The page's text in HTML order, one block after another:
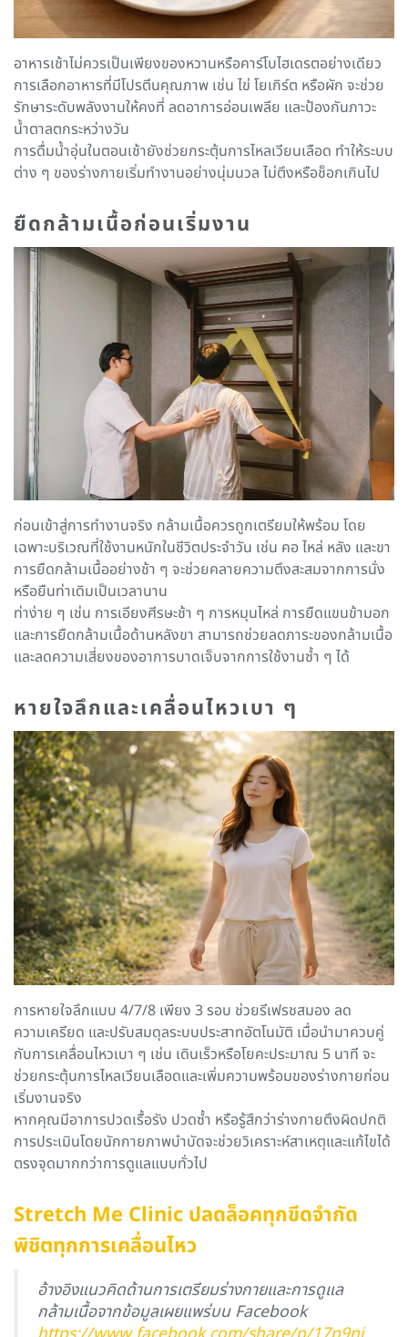
อาหารเช้าไม่ควรเป็นเพียงของหวานหรือคาร์โบไฮเดรตอย่างเดียว
การเลือกอาหารที่มีโปรตีนคุณภาพ เช่น ไข่ โยเกิร์ต หรือผัก จะช่วย
รักษาระดับพลังงานให้คงที่ ลดอาการอ่อนเพลีย และป้องกันภาวะ
น้ำตาลตกระหว่างวัน
การดื่มน้ำอุ่นในตอนเช้ายังช่วยกระตุ้นการไหลเวียนเลือด ทำให้ระบบ
ต่าง ๆ ของร่างกายเริ่มทำงานอย่างนุ่มนวล ไม่ตึงหรือช็อกเกินไป
ยืดกล้ามเนื้อก่อนเริ่มงาน
ก่อนเข้าสู่การทำงานจริง กล้ามเนื้อควรถูกเตรียมให้พร้อม โดย
เฉพาะบริเวณที่ใช้งานหนักในชีวิตประจำวัน เช่น คอ ไหล่ หลัง และขา
การยืดกล้ามเนื้ออย่างช้า ๆ จะช่วยคลายความตึงสะสมจากการนั่ง
หรือยืนท่าเดิมเป็นเวลานาน
ท่าง่าย ๆ เช่น การเอียงศีรษะช้า ๆ การหมุนไหล่ การยืดแขนข้ามอก
และการยืดกล้ามเนื้อด้านหลังขา สามารถช่วยลดภาระของกล้ามเนื้อ
และลดความเสี่ยงของอาการบาดเจ็บจากการใช้งานซ้ำ ๆ ได้
หายใจลึกและเคลื่อนไหวเบา ๆ
การหายใจลึกแบบ 4/7/8 เพียง 3 รอบ ช่วยรีเฟรชสมอง ลด
ความเครียด และปรับสมดุลระบบประสาทอัตโนมัติ เมื่อนำมาควบคู่
กับการเคลื่อนไหวเบา ๆ เช่น เดินเร็วหรือโยคะประมาณ 5 นาที จะ
ช่วยกระตุ้นการไหลเวียนเลือดและเพิ่มความพร้อมของร่างกายก่อน
เริ่มงานจริง
หากคุณมีอาการปวดเรื้อรัง ปวดซ้ำ หรือรู้สึกว่าร่างกายตึงผิดปกติ
การประเมินโดยนักกายภาพบำบัดจะช่วยวิเคราะห์สาเหตุและแก้ไขได้
ตรงจุดมากกว่าการดูแลแบบทั่วไป
Stretch Me Clinic ปลดล็อคทุกขีดจำกัด
พิชิตทุกการเคลื่อนไหว
อ้างอิงแนวคิดด้านการเตรียมร่างกายและการดูแล
กล้ามเนื้อจากข้อมูลเผยแพร่บน Facebook